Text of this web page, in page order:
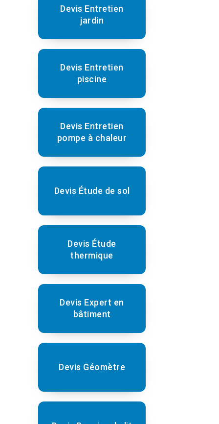
Devis Entretien
jardin
Devis Entretien
piscine
Devis Entretien
pompe à chaleur
Devis Étude de sol
Devis Étude
thermique
Devis Expert en
bâtiment
Devis Géomètre